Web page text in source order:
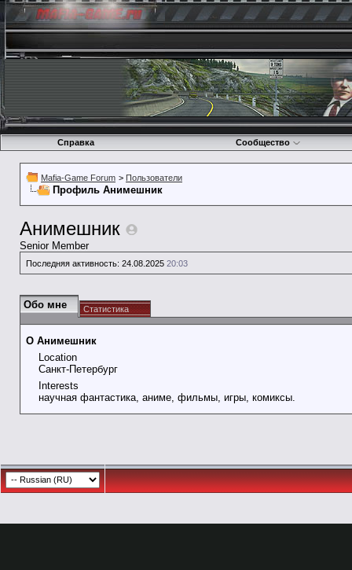
Справка Сообщество
Mafia-Game Forum > Пользователи
Профиль Анимешник
Анимешник
Senior Member
Последняя активность: 24.08.2025 20:03
Обо мне Статистика
О Анимешник
Location
Санкт-Петербург
Interests
научная фантастика, аниме, фильмы, игры, комиксы.